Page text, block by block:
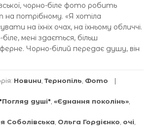
чорно-біле фото робить
на потрібному. «Я хотіла
на їхніх очах, на їхньому обличчі.
біле, мені здається, більш
Чорно-білий передає душу, він
Новини Тернопіль Фото
"Погляд душі" «Єднання поколінь»
Соболівська Ольга Гордієнко очі